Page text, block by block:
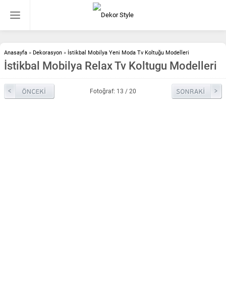
Anasayfa » Dekorasyon » İstikbal Mobilya Yeni Moda Tv Koltuğu Modelleri
İstikbal Mobilya Relax Tv Koltugu Modelleri
Fotoğraf: 13 / 20